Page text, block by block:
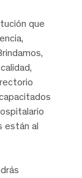
que
están al